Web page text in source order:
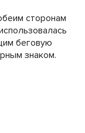
сторонам
беговую
знаком.